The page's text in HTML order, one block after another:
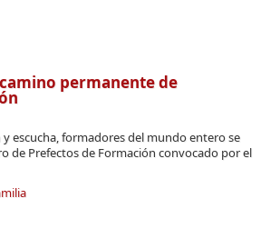
permanente de
escucha, formadores del mundo entero se
de Prefectos de Formación convocado por el